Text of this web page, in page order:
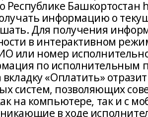
Республике
информацию о
Для получения
в интерактивном
или номер
по исполнительным
«Оплатить»
систем, позволяющих
на компьютере, так и с
в ходе